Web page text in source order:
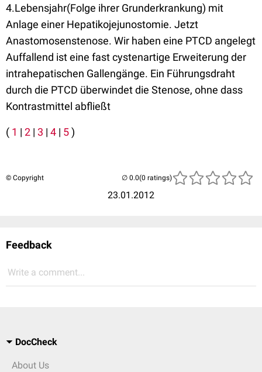
4.Lebensjahr(Folge ihrer Grunderkrankung) mit
Anlage einer Hepatikojejunostomie. Jetzt
Anastomosenstenose. Wir haben eine PTCD angelegt
Auffallend ist eine fast cystenartige Erweiterung der
intrahepatischen Gallengänge. Ein Führungsdraht
durch die PTCD überwindet die Stenose, ohne dass
Kontrastmittel abfließt
( 1 | 2 | 3 | 4 | 5)
© Copyright
23.01.2012
(0 ratings)
Feedback
Write a comment...
DocCheck
About Us